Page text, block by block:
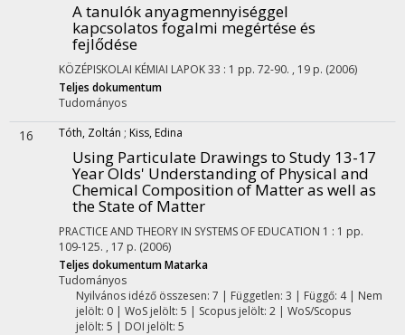
A tanulók anyagmennyiséggel
kapcsolatos fogalmi megértése és
fejlődése
KÖZÉPISKOLAI KÉMIAI LAPOK33 : 1 pp. 72-90. , 19 p. (2006)
Teljes dokumentum
Tudományos
16 Tóth, Zoltán ; Kiss, Edina
Using Particulate Drawings to Study 13-17
Year Olds' Understanding of Physical and
Chemical Composition of Matter as well as
the State of Matter
PRACTICE AND THEORY IN SYSTEMS OF EDUCATION 1 : 1 pp.
109-125. , 17 p. (2006)
Teljes dokumentumMatarka
Tudományos
Nyilvános idéző összesen: 7 | Független: 3 | Függő: 4 | Nem
jelölt: 0 | WoS jelölt: 5 | Scopus jelölt: 2 | WoS/Scopus
jelölt: 5 | DOI jelölt: 5